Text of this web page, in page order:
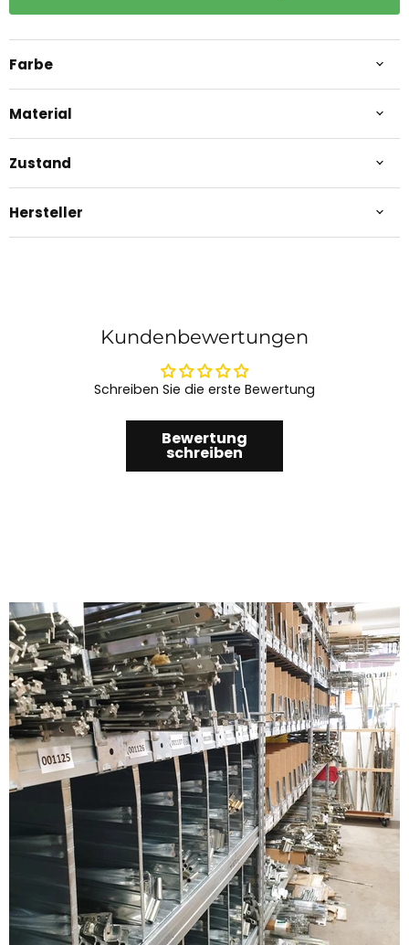
Farbe
Material
Zustand
Hersteller
Kundenbewertungen
Schreiben Sie die erste Bewertung
Bewertung
schreiben